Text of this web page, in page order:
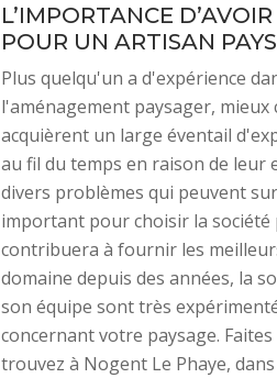
L’IMPORTANCE
POUR UN ARTISAN
Plus quelqu'un a d'expérience
l'aménagement paysager, mieux
acquièrent un large éventail
au fil du temps en raison de leur
divers problèmes qui peuvent
important pour choisir la société
contribuera à fournir les
domaine depuis des années, la
son équipe sont très
concernant votre paysage.
trouvez à Nogent Le Phaye, dans